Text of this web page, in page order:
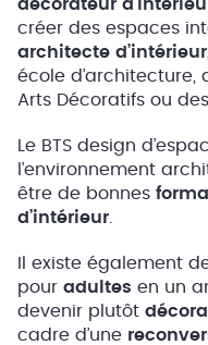
décorateur
créer des espaces
architecte d’intérieur
école d’architecture,
Arts Décoratifs ou
Le BTS design
l’environnement
être de bonnes
d’intérieur
Il existe également
pour adultes en un
devenir plutôt
cadre d’une